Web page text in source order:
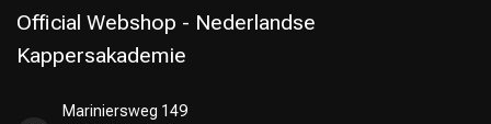
Official Webshop - Nederlandse
Kappersakademie
Mariniersweg 149